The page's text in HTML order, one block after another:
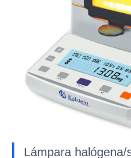
Lámpara